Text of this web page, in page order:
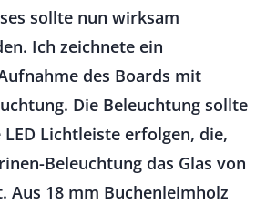
sollte nun wirksam
Ich zeichnete ein
des Boards mit
Die Beleuchtung sollte
Lichtleiste erfolgen, die,
Beleuchtung das Glas von
Aus 18 mm Buchenleimholz